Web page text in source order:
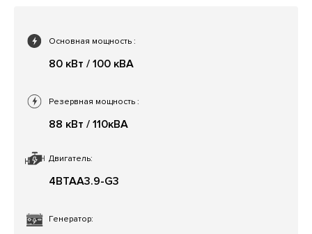
Основная мощность :
80 кВт / 100 кВА
Двигатель:
4BTAA3.9-G3
Резервная мощность :
88 кВт / 110кВА
Генератор: